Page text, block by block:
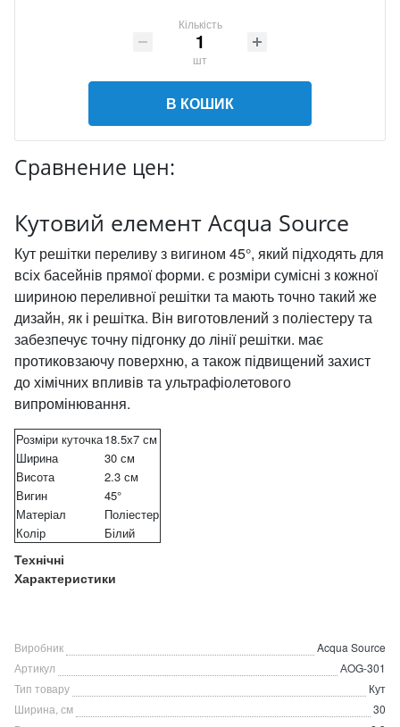
Кількість
шт
В КОШИК
Сравнение цен:
Кутовий елемент Acqua Source
Кут решітки переливу з вигином 45°, який підходять для
всіх басейнів прямої форми. є розміри сумісні з кожної
шириною переливної решітки та мають точно такий же
дизайн, як і решітка. Він виготовлений з поліестеру та
забезпечує точну підгонку до лінії решітки. має
протиковзаючу поверхню, а також підвищений захист
до хімічних впливів та ультрафіолетового
випромінювання.
Технічні
Характеристики
Розміри куточка18.5х7 см
Ширина
30 см
Висота
2.3 см
Вигин
45°
Матерiал
Поліестер
Колір
Білий
Виробник
Acqua Source
Артикул
АOG-301
Тип товару
Кут
Ширина, см
30